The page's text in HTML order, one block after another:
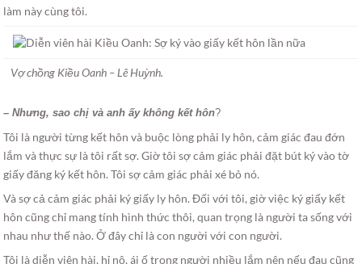
làm này cùng tôi.
Vợ chồng Kiều Oanh – Lê Huỳnh.
– Nhưng, sao chị và anh ấy không kết hôn?
Tôi là người từng kết hôn và buộc lòng phải ly hôn, cảm giác đau đớn
lắm và thực sự là tôi rất sợ. Giờ tôi sợ cảm giác phải đặt bút ký vào tờ
giấy đăng ký kết hôn. Tôi sợ cảm giác phải xé bỏ nó.
Và sợ cả cảm giác phải ký giấy ly hôn. Đối với tôi, giờ việc ký giấy kết
hôn cũng chỉ mang tính hình thức thôi, quan trọng là người ta sống với
nhau như thế nào. Ở đây chỉ là con người với con người.
Tôi là diễn viên hài, hỉ nộ, ái ố trong người nhiều lắm nên nếu đau cũng